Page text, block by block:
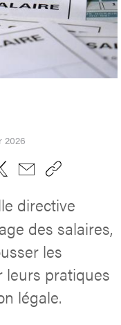
2026
directive
des salaires,
les
leurs pratiques
légale.